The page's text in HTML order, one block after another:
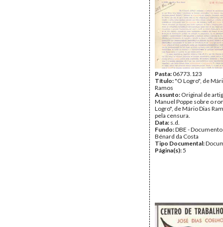
Pasta:06773.123
Título:"O Logro", de
Ramos
Assunto: Original de
Manuel Poppe sobre o
Logro", de Mário Dias
pela censura.
Data: s.d.
Fundo:DBE -
Bénard da Costa
Tipo Documental:
Página(s):5